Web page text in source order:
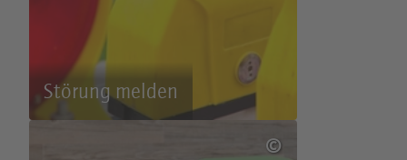
Störung melden
©